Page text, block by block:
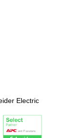
Electric